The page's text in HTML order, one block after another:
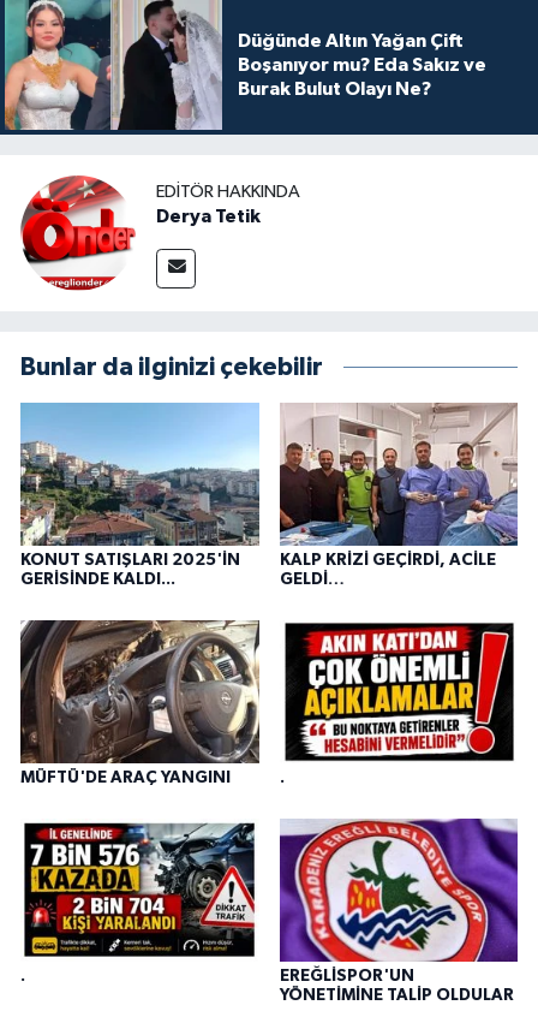
Düğünde Altın Yağan Çift
Boşanıyor mu? Eda Sakız ve
Burak Bulut Olayı Ne?
EDITÖR HAKKINDA
Derya Tetik
Bunlar da ilginizi çekebilir
KONUT SATIŞLARI 2025'İN
GERİSİNDE KALDI...
KALP KRİZİ GEÇİRDİ, ACİLE
GELDİ…
MÜFTÜ'DE ARAÇ YANGINI .
.
EREĞLİSPOR'UN
YÖNETİMİNE TALİP OLDULAR